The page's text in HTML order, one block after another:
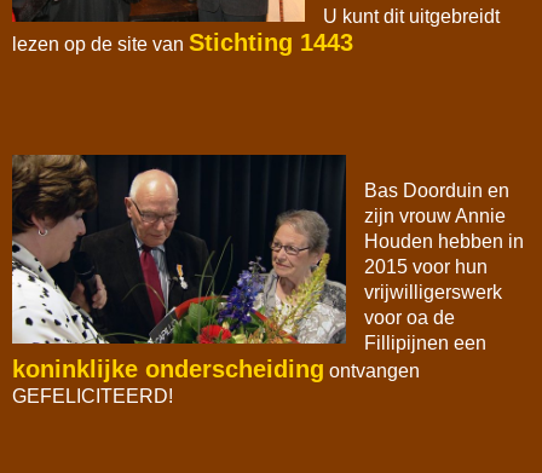
U kunt dit uitgebreidt
lezen op de site van Stichting 1443
Bas Doorduin en
zijn vrouw Annie
Houden hebben in
2015 voor hun
vrijwilligerswerk
voor oa de
Fillipijnen een
koninklijke onderscheiding ontvangen
GEFELICITEERD!